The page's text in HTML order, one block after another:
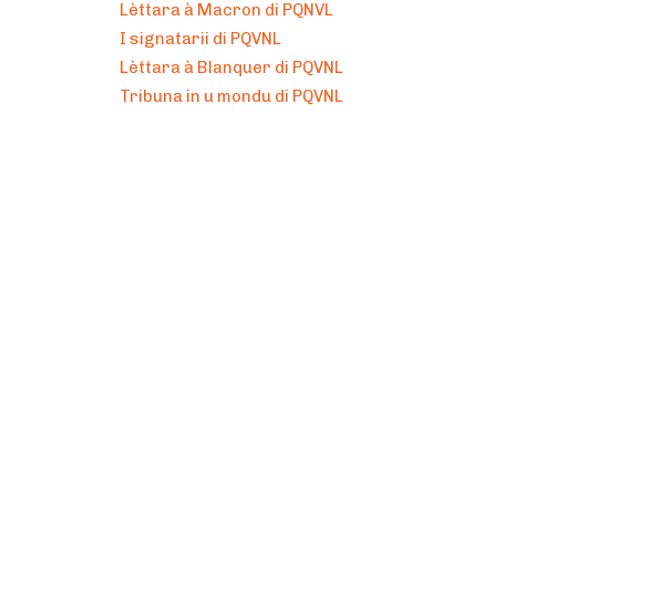
Lèttara à Macron di PQNVL
I signatarii di PQVNL
Lèttara à Blanquer di PQVNL
Tribuna in u mondu di PQVNL